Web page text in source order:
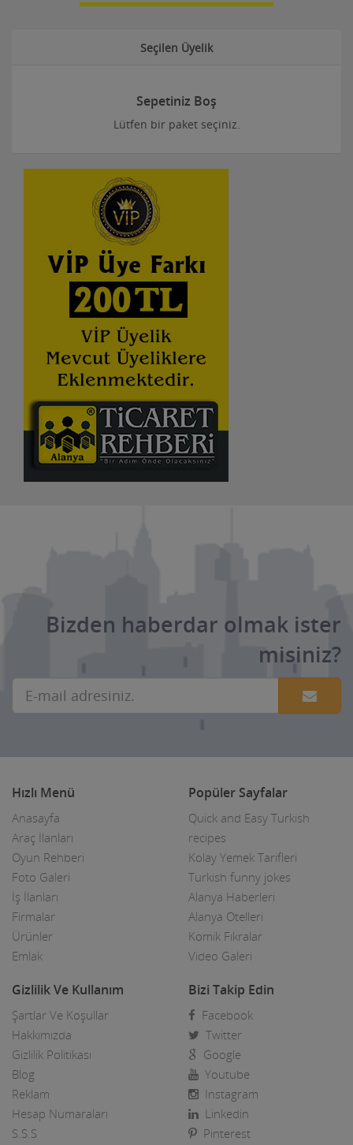
Seçilen Üyelik
Sepetiniz Boş
Lütfen bir paket seçiniz.
Bizden haberdar olmak ister
misiniz?
Hızlı Menü
Anasayfa
Araç İlanları
Oyun Rehberi
Foto Galeri
İş İlanları
Firmalar
Ürünler
Emlak
Popüler Sayfalar
Quick and Easy Turkish
recipes
Kolay Yemek Tarifleri
Turkish funny jokes
Alanya Haberleri
Alanya Otelleri
Komik Fıkralar
Video Galeri
Gizlilik Ve Kullanım
Şartlar Ve Koşullar
Hakkımızda
Gizlilik Politikası
Blog
Reklam
Hesap Numaraları
S.S.S
Bizi Takip Edin
Facebook
Twitter
Google
Youtube
Instagram
Linkedin
Pinterest